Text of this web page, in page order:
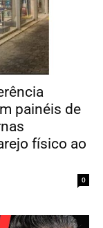
painéis de
físico ao
0